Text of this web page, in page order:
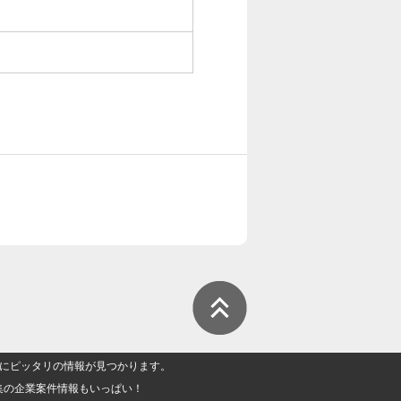
ッタリの情報が見つかります。
企業案件情報もいっぱい！